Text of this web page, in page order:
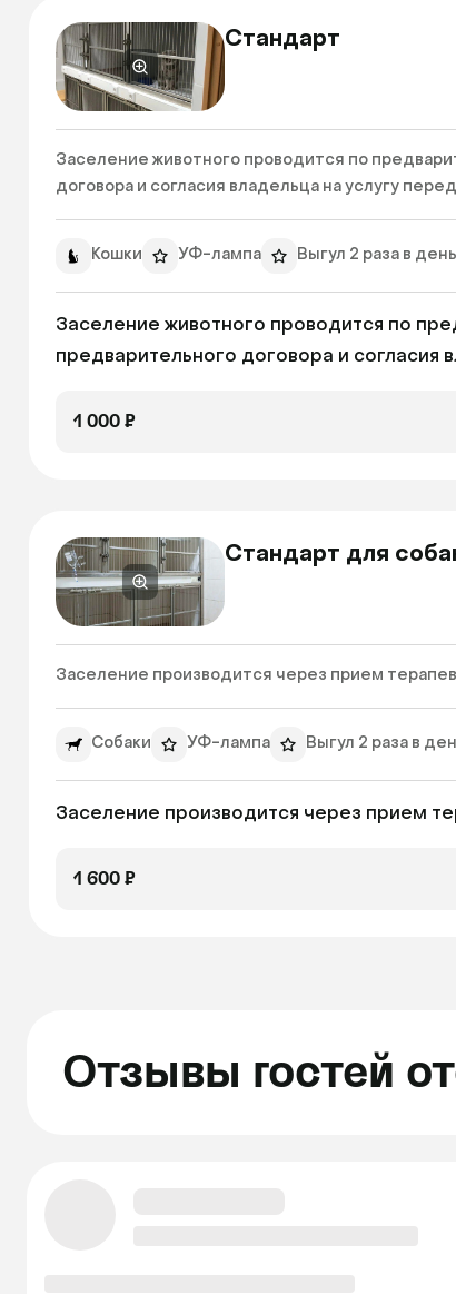
Стандарт
Заселение животного проводится по
договора и согласия владельца на услугу
Кошки УФ-лампа Выгул 2 раза в день
Заселение животного проводится по
предварительного договора и согласия
1 000 ₽
Стандарт для
Заселение производится через прием
Собаки УФ-лампа Выгул 2 раза в
Заселение производится через прием
1 600 ₽
Отзывы гостей